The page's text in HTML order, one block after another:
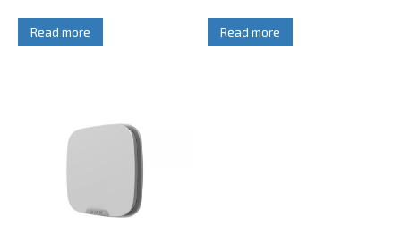
Read more Read more